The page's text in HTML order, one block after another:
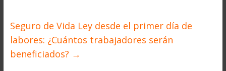
Seguro de Vida Ley desde el primer día de
labores: ¿Cuántos trabajadores serán
beneficiados? →